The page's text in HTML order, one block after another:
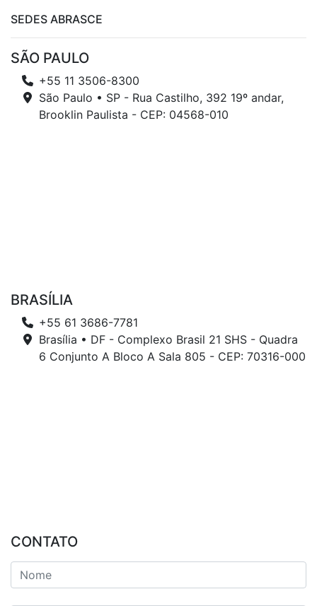
SEDES ABRASCE
SÃO PAULO
+55 11 3506-8300
São Paulo • SP - Rua Castilho, 392 19º andar,
Brooklin Paulista - CEP: 04568-010
BRASÍLIA
+55 61 3686-7781
Brasília • DF - Complexo Brasil 21 SHS - Quadra
6 Conjunto A Bloco A Sala 805 - CEP: 70316-000
CONTATO